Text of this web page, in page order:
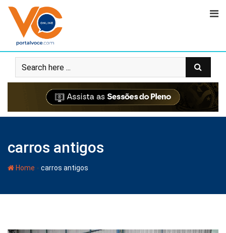
carros antigos
Home - carros antigos